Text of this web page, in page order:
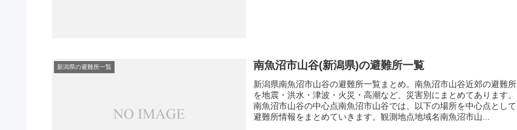
新潟県の避難所一覧 南魚沼市山谷(新潟県)の避難所一覧
新潟県南魚沼市山谷の避難所一覧まとめ。南魚沼市山谷近郊の避難所
を地震・洪水・津波・火災・高潮など、災害別にまとめてあります。
南魚沼市山谷の中心点南魚沼市山谷では、以下の場所を中心点として
避難所情報をまとめていきます。観測地点地域名南魚沼市山...